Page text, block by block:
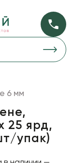
для
6 мм
25 ярд,
упак)